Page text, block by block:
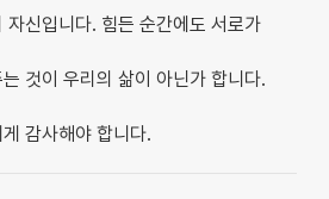
자신입니다. 힘든 순간에도 서로가
것이 우리의 삶이 아닌가 합니다.
감사해야 합니다.